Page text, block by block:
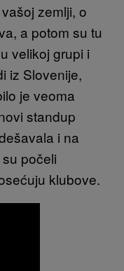
zemlji, o
a potom su tu
velikoj grupi i
iz Slovenije,
je veoma
standup
i na
počeli
klubove.